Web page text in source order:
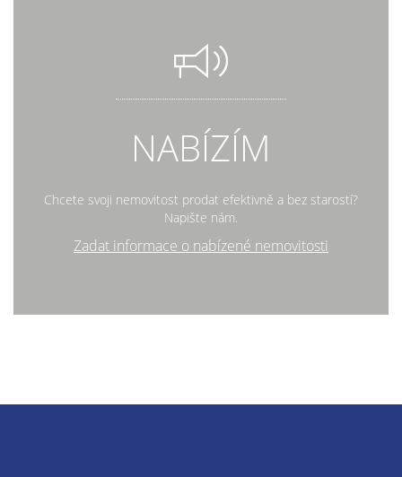
NABÍZÍM
Chcete svoji nemovitost prodat efektivně a bez starostí?
Napište nám.
Zadat informace o nabízené nemovitosti